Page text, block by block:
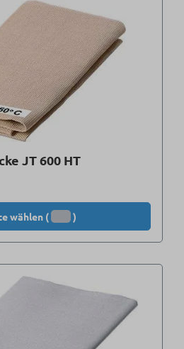
JT 600 HT
wählen ( )